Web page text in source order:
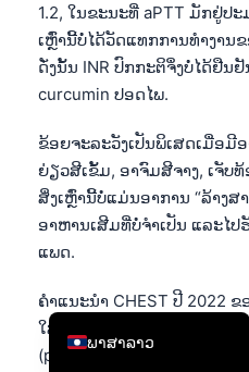
1.2, ໃນຂະນະທີ່ aPTT ມັກຢູ່ປ
ເຫຼົ່ານີ້ບໍ່ໄດ້ວັດແທກການທຳງານ
ດັ່ງນັ້ນ INR ປົກກະຕິຈຶ່ງບໍ່ໄດ້ຢືນ
curcumin ປອດໄພ.
ຂ້ອຍຈະລະວັງເປັນພິເສດເມື່ອມີ
ຍ່ຽວສີເຂັ້ມ, ອາຈົມສີຈາງ, ເຈັບ
ສິ່ງເຫຼົ່ານີ້ບໍ່ແມ່ນອາການ “ລ້າງ
ອາຫານເສີມທີ່ບໍ່ຈຳເປັນ ແລະໄ
ແພດ.
ຄຳແນະນຳ CHEST ປີ 2022
ໃສ່ການຈັດການຢາຕ້ານການກໍ່ຕົ
(perioperative
ພາສາລາວ
English
العربية
Français
עִבְרִית
Español
Português
Ελληνικά